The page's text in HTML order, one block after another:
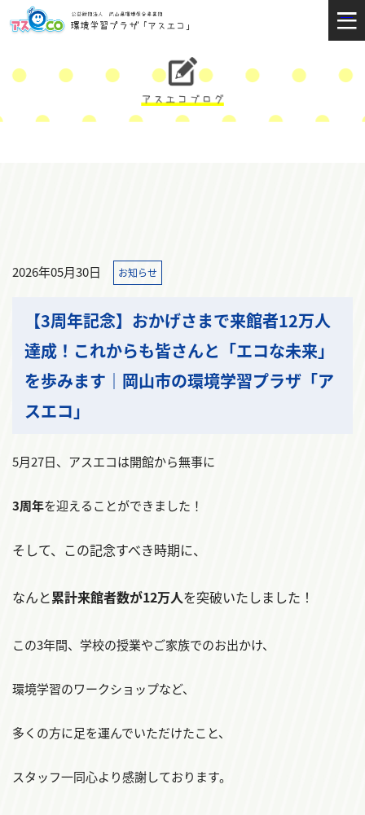
2026年05月30日 お知らせ
【3周年記念】おかげさまで来館者12万人
達成！これからも皆さんと「エコな未来」
を歩みます｜岡山市の環境学習プラザ「ア
スエコ」
5月27日、アスエコは開館から無事に
3周年を迎えることができました！
そして、この記念すべき時期に、
なんと累計来館者数が12万人を突破いたしました！
この3年間、学校の授業やご家族でのお出かけ、
環境学習のワークショップなど、
多くの方に足を運んでいただけたこと、
スタッフ一同心より感謝しております。